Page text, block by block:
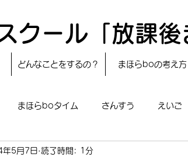
クール「放課後
どんなことをするの？ まほらboの考え方
まほらboタイム さんすう えいご
シピ 24節気
年5月7日 読了時間: 1分